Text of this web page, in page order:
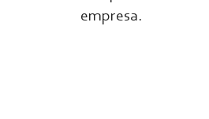
empresa.